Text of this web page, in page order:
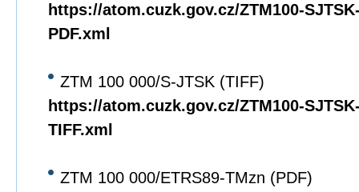
https://atom.cuzk.gov.cz/ZTM100-
PDF.xml
ZTM 100 000/S-JTSK (TIFF)
https://atom.cuzk.gov.cz/ZTM100-
TIFF.xml
ZTM 100 000/ETRS89-TMzn (PDF)